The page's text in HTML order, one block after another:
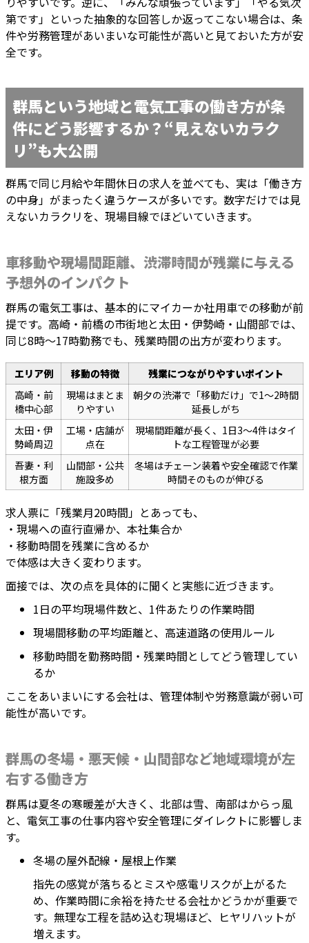
第です」といった抽象的な回答しか返ってこない場合は、条
件や労務管理があいまいな可能性が高いと見ておいた方が安
全です。
群馬という地域と電気工事の働き方が条
件にどう影響するか？“見えないカラク
リ”も大公開
群馬で同じ月給や年間休日の求人を並べても、実は「働き方
の中身」がまったく違うケースが多いです。数字だけでは見
えないカラクリを、現場目線でほどいていきます。
車移動や現場間距離、渋滞時間が残業に与える
予想外のインパクト
群馬の電気工事は、基本的にマイカーか社用車での移動が前
提です。高崎・前橋の市街地と太田・伊勢崎・山間部では、
同じ8時〜17時勤務でも、残業時間の出方が変わります。
エリア例 移動の特徴
残業につながりやすいポイント
高崎・前
橋中心部
現場はまとま
りやすい
朝夕の渋滞で「移動だけ」で1〜2時間
延長しがち
太田・伊
勢崎周辺
工場・店舗が
点在
現場間距離が長く、1日3〜4件はタイ
トな工程管理が必要
吾妻・利
根方面
山間部・公共
施設多め
冬場はチェーン装着や安全確認で作業
時間そのものが伸びる
求人票に「残業月20時間」とあっても、
・現場への直行直帰か、本社集合か
・移動時間を残業に含めるか
で体感は大きく変わります。
面接では、次の点を具体的に聞くと実態に近づきます。
1日の平均現場件数と、1件あたりの作業時間
現場間移動の平均距離と、高速道路の使用ルール
移動時間を勤務時間・残業時間としてどう管理してい
るか
ここをあいまいにする会社は、管理体制や労務意識が弱い可
能性が高いです。
群馬の冬場・悪天候・山間部など地域環境が左
右する働き方
群馬は夏冬の寒暖差が大きく、北部は雪、南部はからっ風
と、電気工事の仕事内容や安全管理にダイレクトに影響しま
す。
冬場の屋外配線・屋根上作業
指先の感覚が落ちるとミスや感電リスクが上がるた
め、作業時間に余裕を持たせる会社かどうかが重要で
す。無理な工程を詰め込む現場ほど、ヒヤリハットが
増えます。